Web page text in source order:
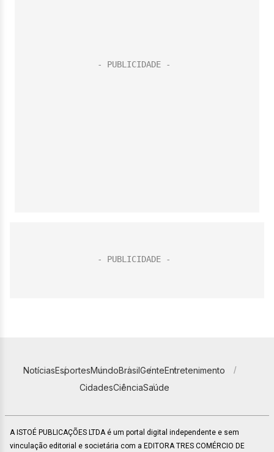
NotíciasEsportesMundoBrasilGenteEntretenimento
CidadesCiênciaSaúde
A ISTOÉ PUBLICAÇÕES LTDA é um portal digital independente e sem
vinculação editorial e societária com a EDITORA TRES COMÉRCIO DE